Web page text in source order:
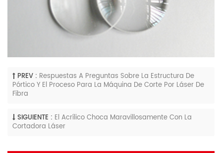
PREV : Respuestas A Preguntas Sobre La Estructura De
Pórtico Y El Proceso Para La Máquina De Corte Por Láser De
Fibra
SIGUIENTE : El Acrílico Choca Maravillosamente Con La
Cortadora Láser